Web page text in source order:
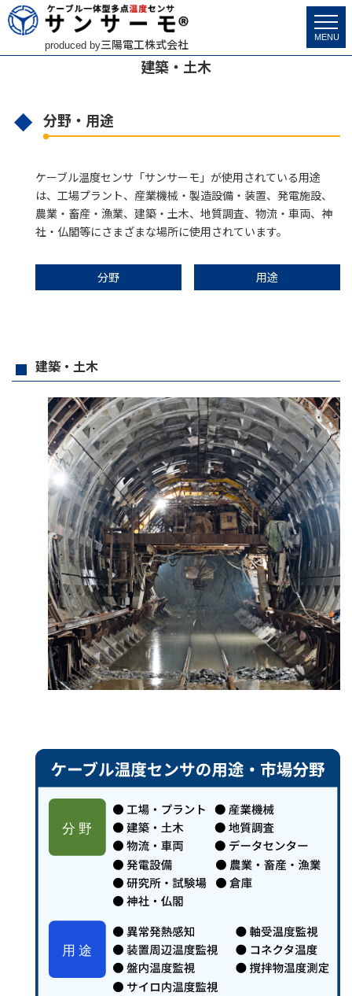
MENU
produced by三陽電工株式会社
サンサーモ> 市場分野・用途>建築・土木
建築・土木
分野・用途
ケーブル温度センサ「サンサーモ」が使用されている用途
は、工場プラント、産業機械・製造設備・装置、発電施設、
農業・畜産・漁業、建築・土木、地質調査、物流・車両、神
社・仏閣等にさまざまな場所に使用されています。
分野 用途
建築・土木